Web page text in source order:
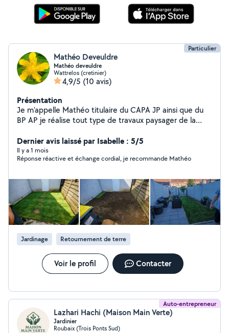
Particulier
Mathéo Deveuldre
Mathéo deveuldre
Wattrelos (cretinier)
4,9/5 (10 avis)
Présentation
Je m'appelle Mathéo titulaire du CAPA JP ainsi que du
BP AP je réalise tout type de travaux paysager de la
Dernier avis laissé par Isabelle : 5/5
Il y a 1 mois
Réponse réactive et échange cordial, je recommande Mathéo
Jardinage Retournement de terre
Voir le profil Contacter
Auto-entrepreneur
Lazhari Hachi (Maison Main Verte)
Jardinier
Roubaix (Trois Ponts Sud)